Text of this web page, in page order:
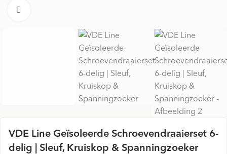
VDE Line Geïsoleerde Schroevendraaierset 6-
delig | Sleuf, Kruiskop & Spanningzoeker